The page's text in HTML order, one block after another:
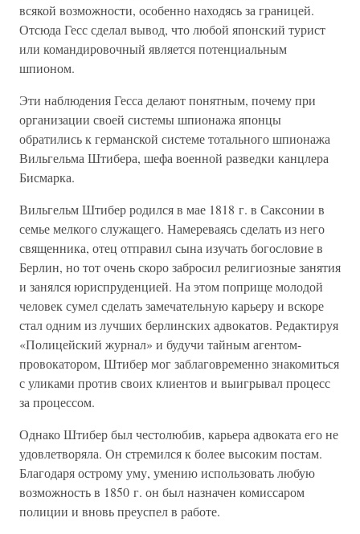
всякой возможности, особенно находясь за границей.
Отсюда Гесс сделал вывод, что любой японский турист
или командировочный является потенциальным
шпионом.
Эти наблюдения Гесса делают понятным, почему при
организации своей системы шпионажа японцы
обратились к германской системе тотального шпионажа
Вильгельма Штибера, шефа военной разведки канцлера
Бисмарка.
Вильгельм Штибер родился в мае 1818 г. в Саксонии в
семье мелкого служащего. Намереваясь сделать из него
священника, отец отправил сына изучать богословие в
Берлин, но тот очень скоро забросил религиозные занятия
и занялся юриспруденцией. На этом поприще молодой
человек сумел сделать замечательную карьеру и вскоре
стал одним из лучших берлинских адвокатов. Редактируя
«Полицейский журнал» и будучи тайным агентом-
провокатором, Штибер мог заблаговременно знакомиться
с уликами против своих клиентов и выигрывал процесс
за процессом.
Однако Штибер был честолюбив, карьера адвоката его не
удовлетворяла. Он стремился к более высоким постам.
Благодаря острому уму, умению использовать любую
возможность в 1850 г. он был назначен комиссаром
полиции и вновь преуспел в работе.